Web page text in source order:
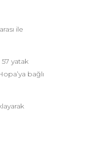
ile
yatak
bağlı